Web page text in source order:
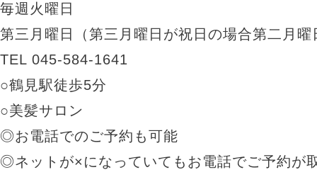
毎週火曜日
第三月曜日（第三月曜日が祝日の場合第二月曜
TEL 045-584-1641
○鶴見駅徒歩5分
○美髪サロン
◎お電話でのご予約も可能
◎ネットが×になっていてもお電話でご予約が